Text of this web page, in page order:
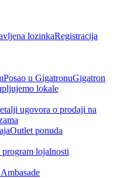
lozinkaRegistracija
Posao u GigatronuGigatron
lokale
ugovora o prodaji na
Outlet ponuda
lojalnosti